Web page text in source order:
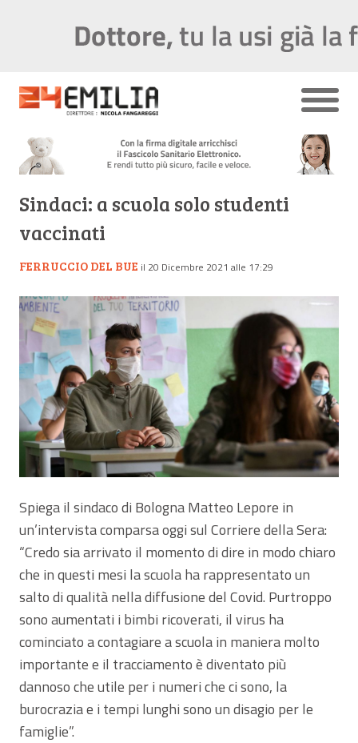
Sindaci: a scuola solo studenti
vaccinati
FERRUCCIO DEL BUE il 20 Dicembre 2021 alle 17:29
Spiega il sindaco di Bologna Matteo Lepore in
un’intervista comparsa oggi sul Corriere della Sera:
“Credo sia arrivato il momento di dire in modo chiaro
che in questi mesi la scuola ha rappresentato un
salto di qualità nella diffusione del Covid. Purtroppo
sono aumentati i bimbi ricoverati, il virus ha
cominciato a contagiare a scuola in maniera molto
importante e il tracciamento è diventato più
dannoso che utile per i numeri che ci sono, la
burocrazia e i tempi lunghi sono un disagio per le
famiglie”.